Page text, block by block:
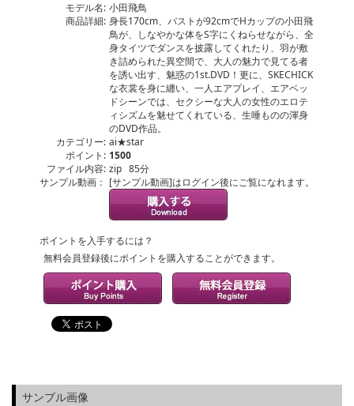
モデル名: 小田飛鳥
商品詳細: 身長170cm、バストが92cmでHカップの小田飛
鳥が、しなやかな体をS字にくねらせながら、全
身タイツでダンスを披露してくれたり、羽が敷
き詰められた異空間で、大人の魅力で見てる者
を誘い出す、魅惑の1st.DVD！更に、SKECHICK
な衣裳を身に纏い、一人エアプレイ、エアベッ
ドシーンでは、セクシーな大人の女性のエロテ
ィシズムを魅せてくれている、生唾ものの渾身
のDVD作品。
カテゴリー: ai★star
ポイント: 1500
ファイル内容: zip 85分
サンプル動画： [サンプル動画]はログイン後にご覧になれます。
ポイントを入手するには？
無料会員登録後にポイントを購入することができます。
サンプル画像